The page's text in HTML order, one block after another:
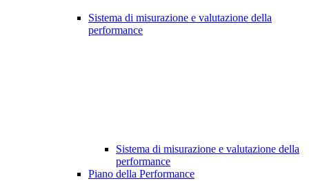
Sistema di misurazione e valutazione della
performance
Sistema di misurazione e valutazione della
performance
Piano della Performance